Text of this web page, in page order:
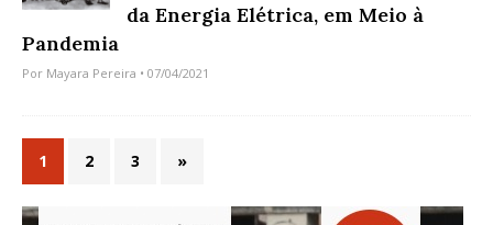
da Energia Elétrica, em Meio à
Pandemia
Por Mayara Pereira • 07/04/2021
1 2 3 »